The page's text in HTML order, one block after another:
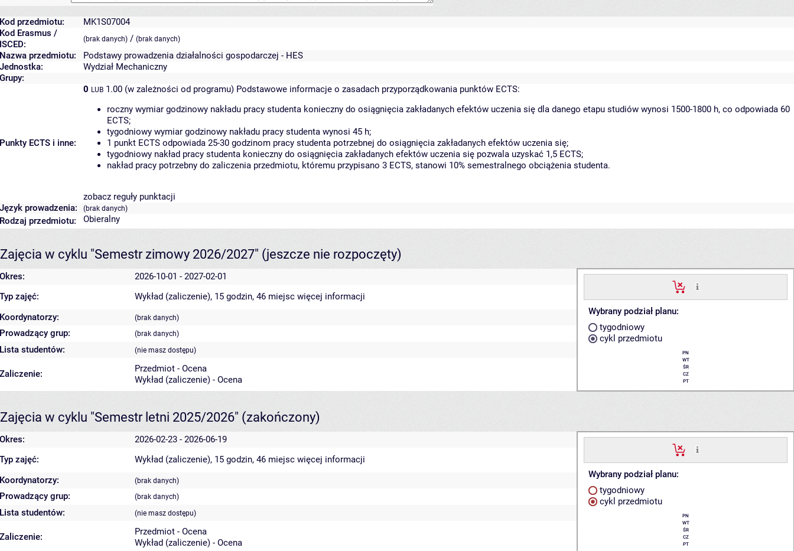
Kod przedmiotu:
MK1S07004
Kod Erasmus /
ISCED:
(brak danych) / (brak danych)
Nazwa przedmiotu:
Podstawy prowadzenia działalności gospodarczej - HES
Jednostka:
Wydział Mechaniczny
Grupy:
Punkty ECTS i inne:
0 LUB 1.00 (w zależności od programu) Podstawowe informacje o zasadach przyporządkowania punktów ECTS:
roczny wymiar godzinowy nakładu pracy studenta konieczny do osiągnięcia zakładanych efektów uczenia się dla danego etapu studiów wynosi 1500-1800 h, co odpowiada 60
ECTS;
tygodniowy wymiar godzinowy nakładu pracy studenta wynosi 45 h;
1 punkt ECTS odpowiada 25-30 godzinom pracy studenta potrzebnej do osiągnięcia zakładanych efektów uczenia się;
tygodniowy nakład pracy studenta konieczny do osiągnięcia zakładanych efektów uczenia się pozwala uzyskać 1,5 ECTS;
nakład pracy potrzebny do zaliczenia przedmiotu, któremu przypisano 3 ECTS, stanowi 10% semestralnego obciążenia studenta.
zobacz reguły punktacji
Język prowadzenia:
(brak danych)
Rodzaj przedmiotu: Obieralny
Zajęcia w cyklu "Semestr zimowy 2026/2027" (jeszcze nie rozpoczęty)
Okres: 2026-10-01 - 2027-02-01
Wybrany podział planu:
tygodniowy
cykl przedmiotu
PN
WT
ŚR
CZ
PT
Typ zajęć: Wykład (zaliczenie), 15 godzin, 46 miejsc więcej informacji
Koordynatorzy:
(brak danych)
Prowadzący grup: (brak danych)
Lista studentów: (nie masz dostępu)
Zaliczenie:
Przedmiot - Ocena
Wykład (zaliczenie) - Ocena
Zajęcia w cyklu "Semestr letni 2025/2026" (zakończony)
Okres: 2026-02-23 - 2026-06-19
Wybrany podział planu:
tygodniowy
cykl przedmiotu
PN
WT
ŚR
CZ
PT
Typ zajęć: Wykład (zaliczenie), 15 godzin, 46 miejsc więcej informacji
Koordynatorzy:
(brak danych)
Prowadzący grup: (brak danych)
Lista studentów: (nie masz dostępu)
Zaliczenie:
Przedmiot - Ocena
Wykład (zaliczenie) - Ocena